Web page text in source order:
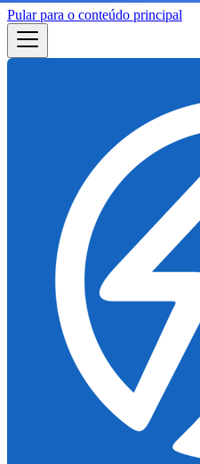
Pular para o conteúdo principal